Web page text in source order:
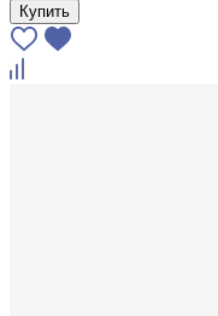
Купить